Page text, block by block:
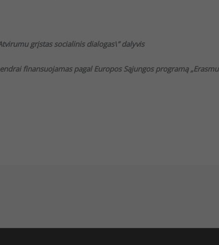
grįstas socialinis dialogas\” dalyvis
finansuojamas pagal Europos Sąjungos programą